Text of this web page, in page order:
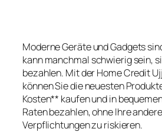
Moderne Geräte und Gadgets
kann manchmal schwierig sein,
bezahlen. Mit der Home Credit
können Sie die neuesten
Kosten** kaufen und in
Raten bezahlen, ohne Ihre
Verpflichtungen zu riskieren.